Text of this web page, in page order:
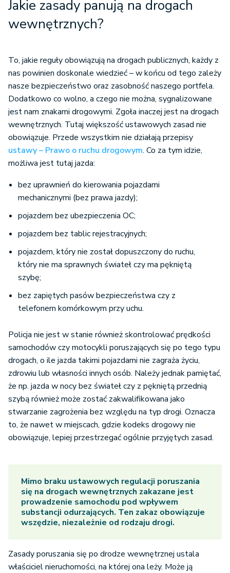
Jakie zasady panują na drogach
wewnętrznych?
To, jakie reguły obowiązują na drogach publicznych, każdy z
nas powinien doskonale wiedzieć – w końcu od tego zależy
nasze bezpieczeństwo oraz zasobność naszego portfela.
Dodatkowo co wolno, a czego nie można, sygnalizowane
jest nam znakami drogowymi. Zgoła inaczej jest na drogach
wewnętrznych. Tutaj większość ustawowych zasad nie
obowiązuje. Przede wszystkim nie działają przepisy
ustawy – Prawo o ruchu drogowym. Co za tym idzie,
możliwa jest tutaj jazda:
bez uprawnień do kierowania pojazdami
mechanicznymi (bez prawa jazdy);
pojazdem bez ubezpieczenia OC;
pojazdem bez tablic rejestracyjnych;
pojazdem, który nie został dopuszczony do ruchu,
który nie ma sprawnych świateł czy ma pękniętą
szybę;
bez zapiętych pasów bezpieczeństwa czy z
telefonem komórkowym przy uchu.
Policja nie jest w stanie również skontrolować prędkości
samochodów czy motocykli poruszających się po tego typu
drogach, o ile jazda takimi pojazdami nie zagraża życiu,
zdrowiu lub własności innych osób. Należy jednak pamiętać,
że np. jazda w nocy bez świateł czy z pękniętą przednią
szybą również może zostać zakwalifikowana jako
stwarzanie zagrożenia bez względu na typ drogi. Oznacza
to, że nawet w miejscach, gdzie kodeks drogowy nie
obowiązuje, lepiej przestrzegać ogólnie przyjętych zasad.
Mimo braku ustawowych regulacji poruszania
się na drogach wewnętrznych zakazane jest
prowadzenie samochodu pod wpływem
substancji odurzających. Ten zakaz obowiązuje
wszędzie, niezależnie od rodzaju drogi.
Zasady poruszania się po drodze wewnętrznej ustala
właściciel nieruchomości, na której ona leży. Może ją